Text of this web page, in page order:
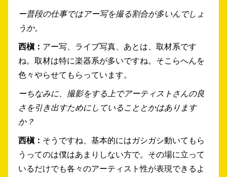
ー普段の仕事ではアー写を撮る割合が多いんでしょ
うか。
西槇： アー写、ライブ写真、あとは、取材系です
ね。取材は特に楽器系が多いですね。そこらへんを
色々やらせてもらっています。
ーちなみに、撮影をする上でアーティストさんの良
さを引き出すためにしていることとかはあります
か？
西槇： そうですね、基本的にはガシガシ動いてもら
うってのは僕はあまりしない方で。その場に立って
いるだけでも各々のアーティスト性が表現できるよ